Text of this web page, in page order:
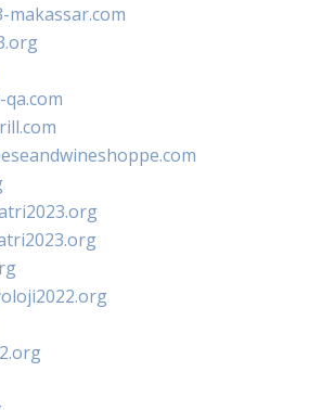
makassar.com